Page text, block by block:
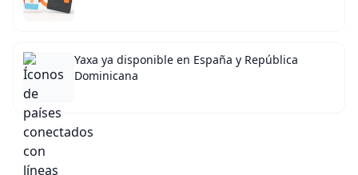
Yaxa ya disponible en España y República
Dominicana